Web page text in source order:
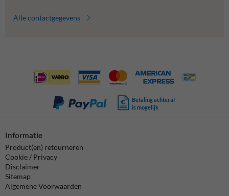
Alle contactgegevens
Betaling achteraf
is mogelijk
Informatie
Product(en) retourneren
Cookie / Privacy
Disclaimer
Sitemap
Algemene Voorwaarden